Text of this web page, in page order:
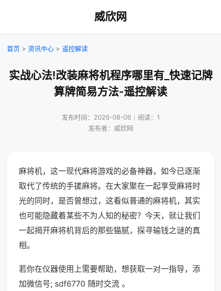
威欣网
首页 > 资讯中心 > 遥控解读
实战心法!改装麻将机程序哪里有_快速记牌
算牌简易方法-遥控解读
发布时间：2026-08-06｜阅读：1
发布者：威欣网
麻将机，这一现代麻将游戏的必备神器，如今已逐渐
取代了传统的手搓麻将。在大家聚在一起享受麻将时
光的同时，是否曾想过，这看似普通的麻将机，其实
也可能隐藏着某些不为人知的秘密？今天，就让我们
一起揭开麻将机背后的那些猫腻，探寻输钱之谜的真
相。
若你在仪器使用上需要帮助，想获取一对一指导，添
加微信号; sdf6770 随时交流 。